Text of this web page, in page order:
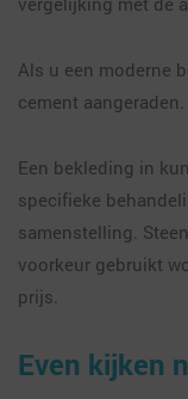
Als u een moderne
cement aangeraden.
Een bekleding in
specifieke
samenstelling.
voorkeur gebruikt
prijs.
Even kijken